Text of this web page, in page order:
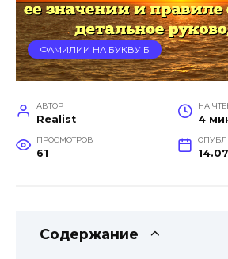
ФАМИЛИИ НА БУКВУ Б
АВТОР
Realist
НА
4
ПРОСМОТРОВ
61
Содержание